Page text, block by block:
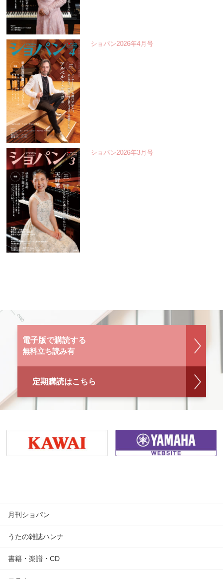
ショパン2026年4月号
ショパン2026年3月号
電子版で購読する
無料立ち読み有
定期購読はこちら
月刊ショパン
うたの雑誌ハンナ
書籍・楽譜・CD